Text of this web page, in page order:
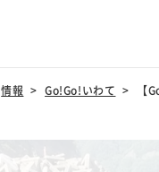
情報 Go!Go!いわて 【